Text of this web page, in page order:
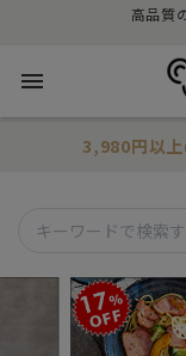
高品質
menu
3,980円以